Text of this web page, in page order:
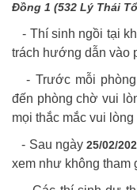
Đồng 1 (532 Lý Thái
- Thí sinh ngồi tại
trách hướng dẫn vào
- Trước mỗi phòng
đến phòng chờ vui
mọi thắc mắc vui
- Sau ngày 25/02/
xem như không tham